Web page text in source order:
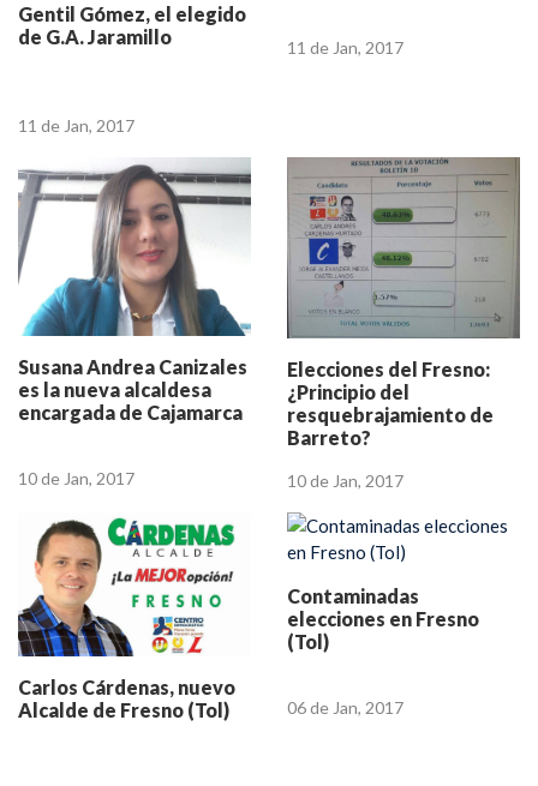
Gentil Gómez, el elegido
de G.A. Jaramillo
11 de Jan, 2017
11 de Jan, 2017
Susana Andrea Canizales
es la nueva alcaldesa
encargada de Cajamarca
10 de Jan, 2017
Elecciones del Fresno:
¿Principio del
resquebrajamiento de
Barreto?
10 de Jan, 2017
Carlos Cárdenas, nuevo
Alcalde de Fresno (Tol)
Contaminadas
elecciones en Fresno
(Tol)
06 de Jan, 2017